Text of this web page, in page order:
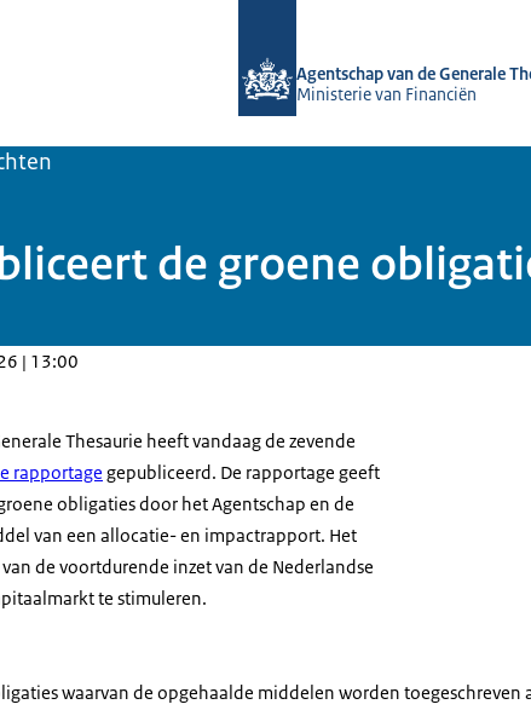
Agentschap van de Generale
Ministerie van Financiën
de groene
| 13:00
Thesaurie heeft vandaag de zevende
rapportage gepubliceerd. De rapportage geeft
obligaties door het Agentschap en de
van een allocatie- en impactrapport. Het
de voortdurende inzet van de Nederlandse
te stimuleren.
waarvan de opgehaalde middelen worden toegeschreven